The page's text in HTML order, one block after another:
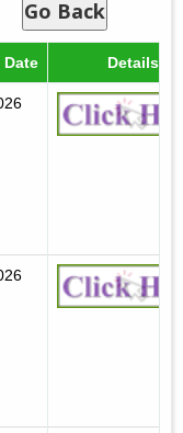
Go Back
Details